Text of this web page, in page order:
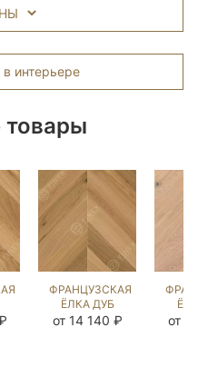
интерьере
ФРАНЦУЗСКАЯ
ЁЛКА ДУБ
КАННА
от 14 140 ₽ от